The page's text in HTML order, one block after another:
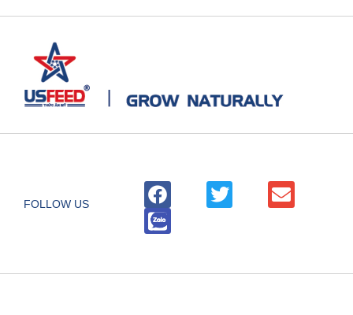
FOLLOW US